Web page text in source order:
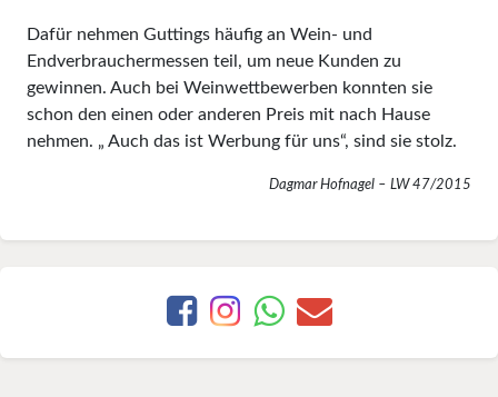
Dafür nehmen Guttings häufig an Wein- und
Endverbrauchermessen teil, um neue Kunden zu
gewinnen. Auch bei Weinwettbewerben konnten sie
schon den einen oder anderen Preis mit nach Hause
nehmen. „ Auch das ist Werbung für uns“, sind sie stolz.
Dagmar Hofnagel – LW 47/2015